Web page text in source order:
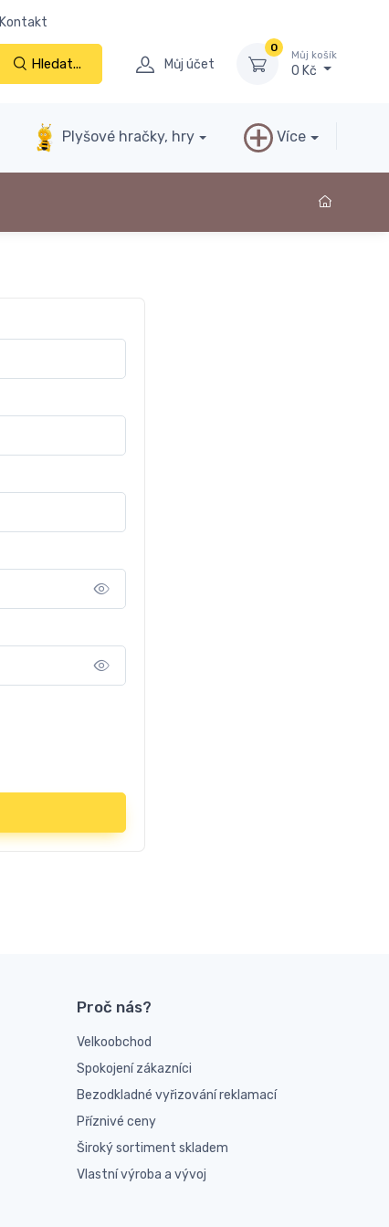
Kontakt
Hledat... Můj účet
0
Můj košík
0 Kč
Plyšové hračky, hry Více
Proč nás?
Velkoobchod
Spokojení zákazníci
Bezodkladné vyřizování reklamací
Příznivé ceny
Široký sortiment skladem
Vlastní výroba a vývoj